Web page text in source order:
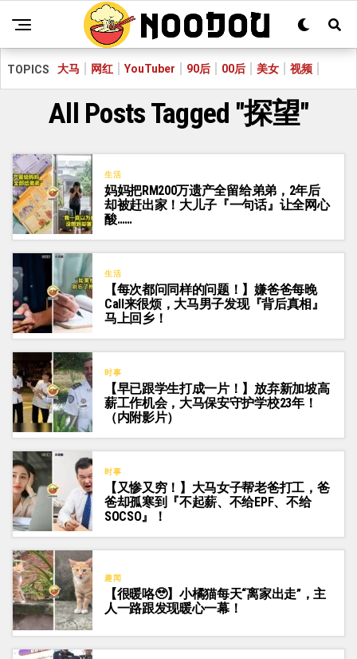
TOPICS 大马 网红 YouTuber 90后 00后 美女 视频
All Posts Tagged "探望"
生活
妈妈把RM200万遗产全留给弟弟，2年后
却被赶出家！大儿子『一句话』让全网心
酸……
生活
【每次都问同样的问题！】嫌爸爸每晚
Call来很烦，大马男子发现『背后真相』
马上回乡！
时事
【早已跟学生打成一片！】放弃新加坡高
薪工作机会，大马保安守护学校23年！
（内附影片）
时事
【又惨又穷！】大马女子帮老爸打工，爸
爸却孤寒到『不起薪、不给EPF、不给
SOCSO』！
趣闻
【很暖咯🥹】小橘猫每天“离家出走”，主
人一路跟发现暖心一幕！